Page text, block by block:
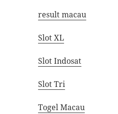
result macau
Slot XL
Slot Indosat
Slot Tri
Togel Macau